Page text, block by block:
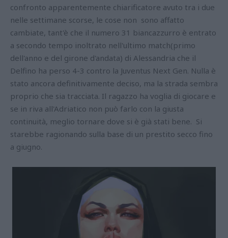
confronto apparentemente chiarificatore avuto tra i due
nelle settimane scorse, le cose non sono affatto
cambiate, tant'è che il numero 31 biancazzurro è entrato
a secondo tempo inoltrato nell'ultimo match(primo
dell'anno e del girone d'andata) di Alessandria che il
Delfino ha perso 4-3 contro la Juventus Next Gen. Nulla è
stato ancora definitivamente deciso, ma la strada sembra
proprio che sia tracciata. Il ragazzo ha voglia di giocare e
se in riva all'Adriatico non può farlo con la giusta
continuità, meglio tornare dove si è già stati bene. Si
starebbe ragionando sulla base di un prestito secco fino
a giugno.